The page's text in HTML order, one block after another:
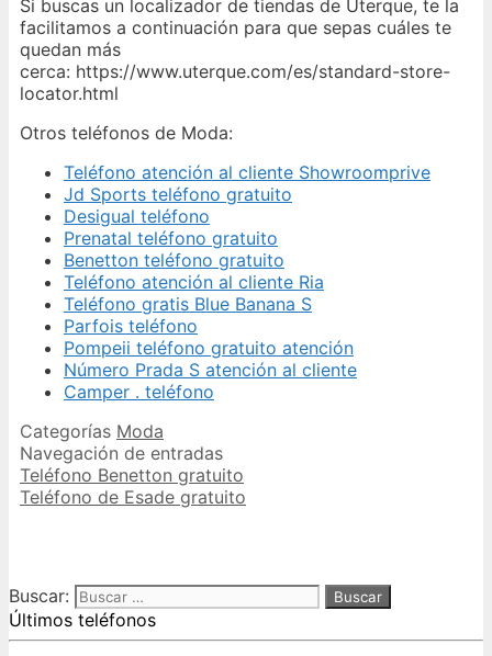
Si buscas un localizador de tiendas de Uterque, te la
facilitamos a continuación para que sepas cuáles te
quedan más
cerca: https://www.uterque.com/es/standard-store-
locator.html
Otros teléfonos de Moda:
Teléfono atención al cliente Showroomprive
Jd Sports teléfono gratuito
Desigual teléfono
Prenatal teléfono gratuito
Benetton teléfono gratuito
Teléfono atención al cliente Ria
Teléfono gratis Blue Banana S
Parfois teléfono
Pompeii teléfono gratuito atención
Número Prada S atención al cliente
Camper . teléfono
Categorías Moda
Navegación de entradas
Teléfono Benetton gratuito
Teléfono de Esade gratuito
Buscar:
Últimos teléfonos